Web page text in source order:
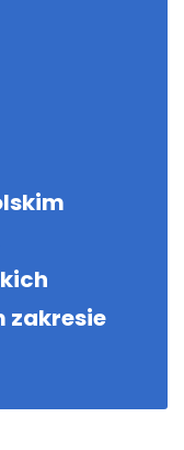
zakresie